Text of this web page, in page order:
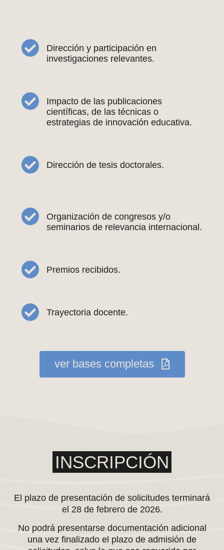
Dirección y participación en
investigaciones relevantes.
Impacto de las publicaciones
científicas, de las técnicas o
estrategias de innovación educativa.
Dirección de tesis doctorales.
Organización de congresos y/o
seminarios de relevancia internacional.
Premios recibidos.
Trayectoria docente.
ver bases completas
INSCRIPCIÓN
El plazo de presentación de solicitudes terminará
el 28 de febrero de 2026.
No podrá presentarse documentación adicional
una vez finalizado el plazo de admisión de